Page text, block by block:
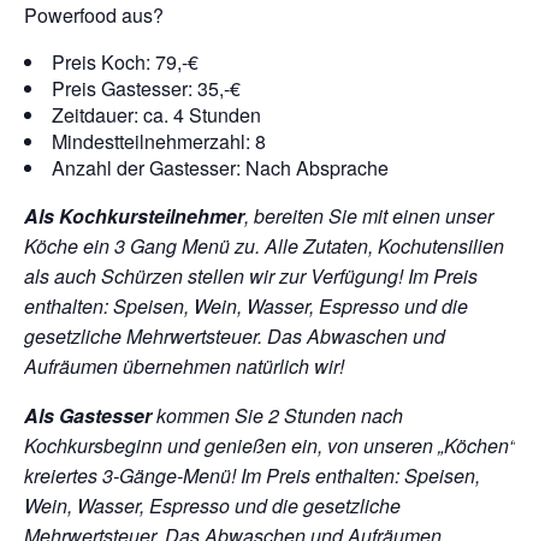
Powerfood aus?
Preis Koch: 79,-€
Preis Gastesser: 35,-€
Zeitdauer: ca. 4 Stunden
Mindestteilnehmerzahl: 8
Anzahl der Gastesser: Nach Absprache
Als Kochkursteilnehmer, bereiten Sie mit einen unser
Köche ein 3 Gang Menü zu. Alle Zutaten, Kochutensilien
als auch Schürzen stellen wir zur Verfügung!Im Preis
enthalten: Speisen, Wein, Wasser, Espresso und die
gesetzliche Mehrwertsteuer. Das Abwaschen und
Aufräumen übernehmen natürlich wir!
Als Gastesserkommen Sie 2 Stunden nach
Kochkursbeginn und genießen ein, von unseren „Köchen“
kreiertes 3-Gänge-Menü!Im Preis enthalten: Speisen,
Wein, Wasser, Espresso und die gesetzliche